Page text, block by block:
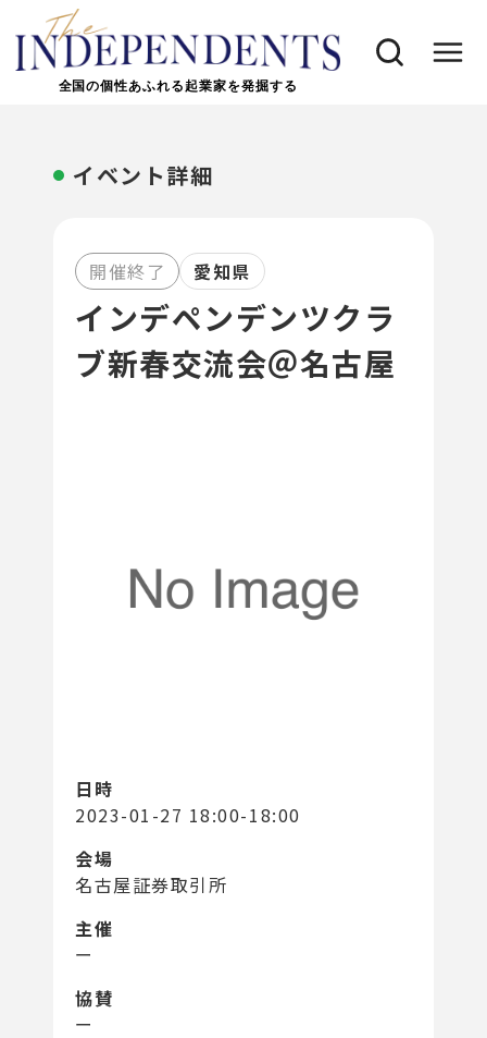
全国の個性あふれる起業家を発掘する
イベント詳細
開催終了 愛知県
インデペンデンツクラ
ブ新春交流会＠名古屋
日時
2023-01-27 18:00-18:00
会場
名古屋証券取引所
主催
ー
協賛
ー